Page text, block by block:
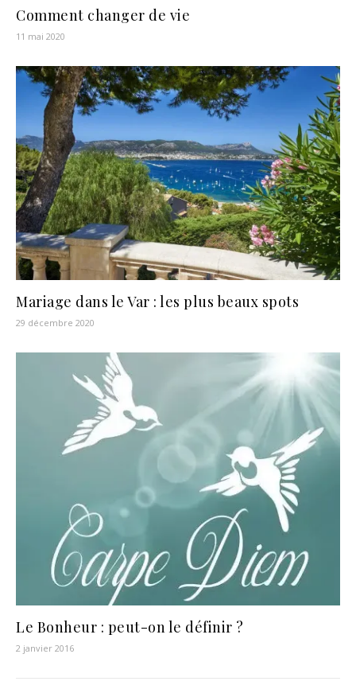
Comment changer de vie
11 mai 2020
Mariage dans le Var : les plus beaux spots
29 décembre 2020
Le Bonheur : peut-on le définir ?
2 janvier 2016